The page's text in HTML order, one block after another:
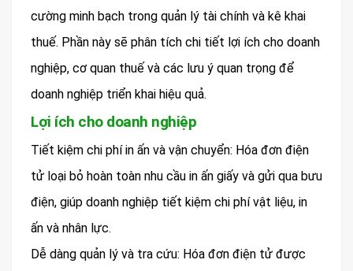
cường minh bạch trong quản lý tài chính và kê khai
thuế. Phần này sẽ phân tích chi tiết lợi ích cho doanh
nghiệp, cơ quan thuế và các lưu ý quan trọng để
doanh nghiệp triển khai hiệu quả.
Lợi ích cho doanh nghiệp
Tiết kiệm chi phí in ấn và vận chuyển: Hóa đơn điện
tử loại bỏ hoàn toàn nhu cầu in ấn giấy và gửi qua bưu
điện, giúp doanh nghiệp tiết kiệm chi phí vật liệu, in
ấn và nhân lực.
Dễ dàng quản lý và tra cứu: Hóa đơn điện tử được